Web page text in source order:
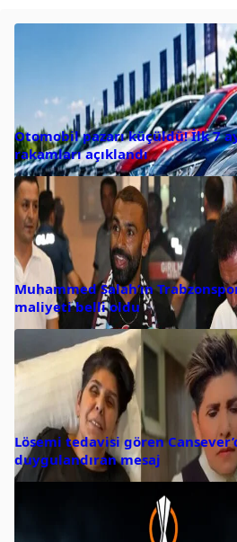
Otomobil pazarı küçüldü! İlk 7
rakamları açıklandı
Muhammed Salah’ın
maliyeti belli oldu
Lösemi tedavisi gören
duygulandıran mesaj